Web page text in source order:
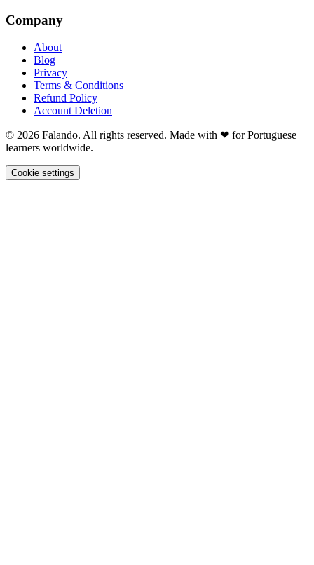
Company
About
Blog
Privacy
Terms & Conditions
Refund Policy
Account Deletion
© 2026 Falando. All rights reserved. Made with ❤ for Portuguese
learners worldwide.
Cookie settings